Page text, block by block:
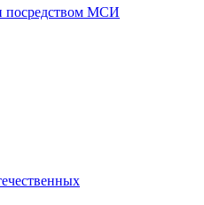
посредством МСИ